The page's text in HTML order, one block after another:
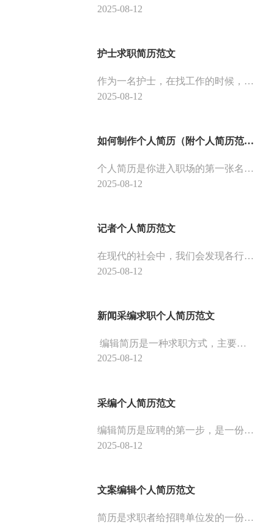
2025-08-12
护士求职简历范文
作为一名护士，在找工作的时候，最重要的是要注意到自己的简历，护士的简历怎么制作，这样才能更好地找到工作，那么护士怎么制作简历？ 下面是护士求职简历范文，供大家参考。
2025-08-12
如何制作个人简历（附个人简历范文）
个人简历是你进入职场的第一张名片，一份好的个人简历，能让 HR在茫茫人海中瞬间锁定你，大大增加你应聘成功的机会。所以一份好的个人简历对于求职者来说是非常重要的。下面介绍几种制作个人简历的方法和技巧。
2025-08-12
记者个人简历范文
在现代的社会中，我们会发现各行各业都有自己的招聘人员。而记者这个职业，也是在各个领域都有非常重要的作用，例如在采访的过程中，记者可以更好的获取信息，以更好的为公司服务。同时，记者也是需要有一定的业务能力和工作经验才能胜任这一职位。 那么记者怎么制作简历才能让自己在众多求职者中脱颖而出呢？
2025-08-12
新闻采编求职个人简历范文
编辑简历是一种求职方式，主要是指求职者用文字、图片或表格等形式来介绍自己个人经历、工作能力、兴趣爱好等方面情况。编辑简历也是一种求职技巧，主要是指求职者通过自我推销，向用人单位推销自己，从而获得面试机会。
2025-08-12
采编个人简历范文
编辑简历是应聘的第一步，是一份简历的关键。制作一份好的个人简历，不仅可以让自己的求职之路更加顺利，还可以帮助自己成功的应聘到理想中的工作。那么，采编个人简历怎么制作呢？
2025-08-12
文案编辑个人简历范文
简历是求职者给招聘单位发的一份简要介绍。包含自己的基本信息，工作经历，学历，联系方式等。主要目的是让招聘单位在最短的时间内了解你的基本情况，留下好印象，以便以后联系。 。下面我们一起看看关于文案编辑个人简历范文吧！